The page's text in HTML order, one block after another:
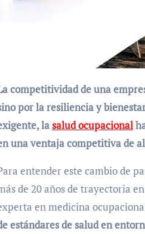
su capacidad instalada,
por la resiliencia y
lasalud ocupacional
una ventaja competitiva de
entender este cambio de
de 20 años de trayectoria
en medicina
estándares de salud en